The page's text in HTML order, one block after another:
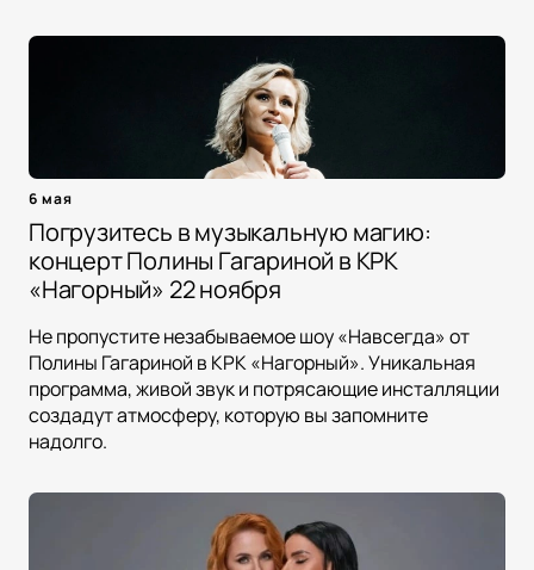
6 мая
Погрузитесь в музыкальную магию:
концерт Полины Гагариной в КРК
«Нагорный» 22 ноября
Не пропустите незабываемое шоу «Навсегда» от
Полины Гагариной в КРК «Нагорный». Уникальная
программа, живой звук и потрясающие инсталляции
создадут атмосферу, которую вы запомните
надолго.